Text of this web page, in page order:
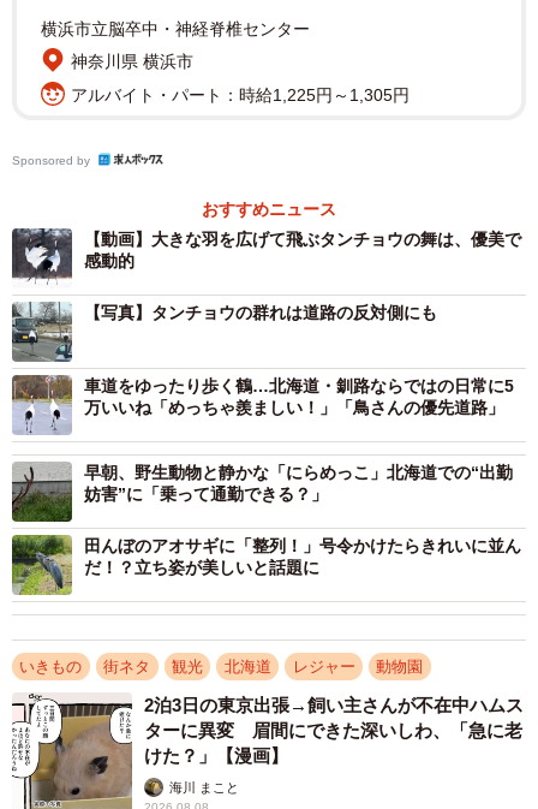
んは「え！なになに？何かいるの？」と思ったそう。目を
向けると、そこにいたのは鶴の一種であるタンチョウの群
れでした。世界自然遺産である知床半島の大部分を占める
まで近くで見たことはなかったといいます。
横浜市立脳卒中・神経脊椎センター
神奈川県 横浜市
アルバイト・パート：時給1,225円～1,305円
Sponsored by
おすすめニュース
【動画】大きな羽を広げて飛ぶタンチョウの舞は、優美で
感動的
【写真】タンチョウの群れは道路の反対側にも
車道をゆったり歩く鶴…北海道・釧路ならではの日常に5
万いいね「めっちゃ羨ましい！」「鳥さんの優先道路」
早朝、野生動物と静かな「にらめっこ」北海道での“出勤
妨害”に「乗って通勤できる？」
田んぼのアオサギに「整列！」号令かけたらきれいに並ん
だ！？立ち姿が美しいと話題に
いきもの 街ネタ 観光 北海道 レジャー 動物園
2泊3日の東京出張→飼い主さんが不在中ハムス
ターに異変 眉間にできた深いしわ、「急に老
けた？」【漫画】
海川 まこと